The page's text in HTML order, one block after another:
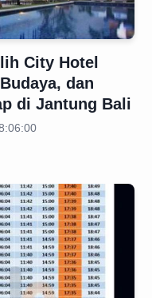
City Hotel
dan
di Jantung Bali